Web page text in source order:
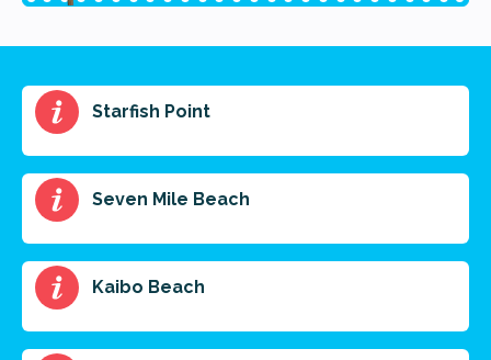
Riassunto dell'articolo
Scegli il formato del riassunto
Breve Medio Punti chiave
prossima destinazione di viaggio.
FAI PREVENTIVO
Starfish Point
Seven Mile Beach
Kaibo Beach